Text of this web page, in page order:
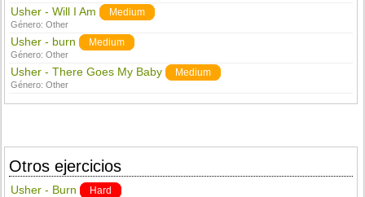
Usher - Will I Am Medium
Género:Other
Usher - burn Medium
Género:Other
Usher - There Goes My Baby Medium
Género:Other
Otros ejercicios
Usher - Burn Hard